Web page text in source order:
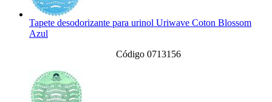
Tapete desodorizante para urinol Uriwave Coton Blossom
Azul
Código 0713156